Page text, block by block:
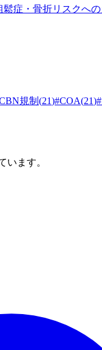
症・骨折リスクへ
規制 (21)#COA(21)#
います。